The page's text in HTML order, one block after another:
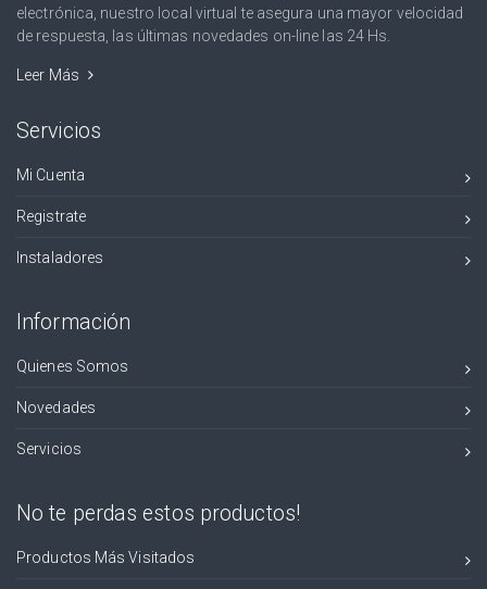
electrónica, nuestro local virtual te asegura una mayor velocidad
de respuesta, las últimas novedades on-line las 24 Hs.
Leer Más
Servicios
Mi Cuenta
Registrate
Instaladores
Información
Quienes Somos
Novedades
Servicios
No te perdas estos productos!
Productos Más Visitados